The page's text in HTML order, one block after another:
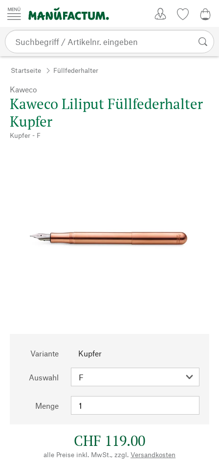
Zum Inhalt springen
Startseite Füllfederhalter
Kaweco
Kaweco Liliput Füllfederhalter
Kupfer
Kupfer - F
Variante Kupfer
Auswahl
Menge
CHF 119.00
alle Preise inkl. MwSt., zzgl. Versandkosten